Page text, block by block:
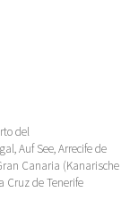
del
Auf See, Arrecife de
Canaria (Kanarische
Cruz de Tenerife